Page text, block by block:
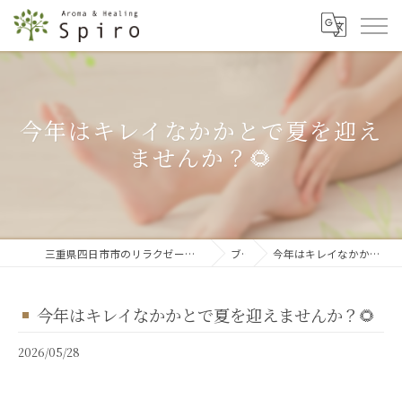
今年はキレイなかかとで夏を迎え
ませんか？🌻
三重県四日市市のリラクゼーションならアロマ&ヒーリング スピロ ブログ 今年はキレイなかかとで夏を迎えませんか？🌻
今年はキレイなかかとで夏を迎えませんか？🌻
2026/05/28